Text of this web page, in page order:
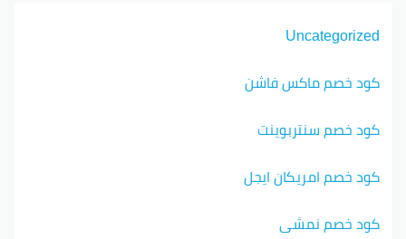
Uncategorized
كود خصم ماكس فاشن
كود خصم سنتربوينت
كود خصم امريكان ايجل
كود خصم نمشي